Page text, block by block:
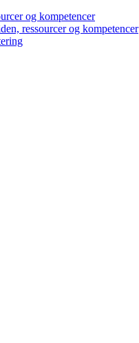
og kompetencer
ressourcer og kompetencer